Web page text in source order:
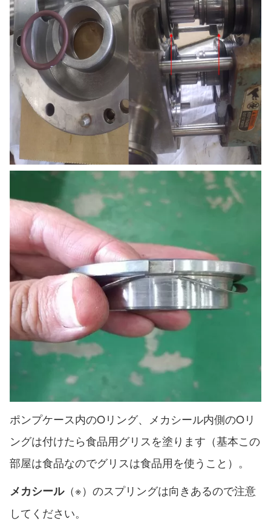
ポンプケース内のOリング、メカシール内側のOリ
ングは付けたら食品用グリスを塗ります（基本この
部屋は食品なのでグリスは食品用を使うこと）。
メカシール（※）のスプリングは向きあるので注意
してください。